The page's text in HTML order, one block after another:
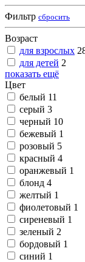
Фильтр сбросить
Возраст
для взрослых
для детей 2
показать ещё
Цвет
белый 11
серый 3
черный 10
бежевый 1
розовый 5
красный 4
оранжевый 1
блонд 4
желтый 1
фиолетовый 1
сиреневый 1
зеленый 2
бордовый 1
синий 1